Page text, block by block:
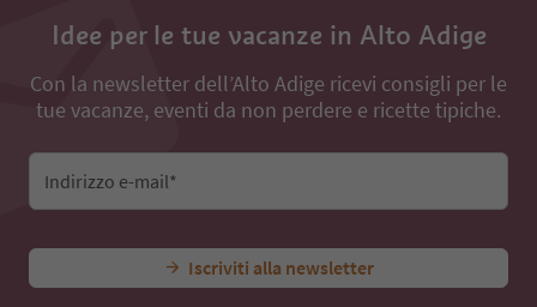
Idee per le tue vacanze in Alto Adige
Con la newsletter dell’Alto Adige ricevi consigli per le
tue vacanze, eventi da non perdere e ricette tipiche.
Indirizzo e-mail*
Iscriviti alla newsletter